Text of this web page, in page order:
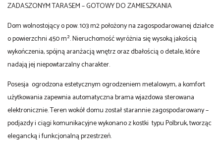
ZADASZONYM TARASEM – GOTOWY DO ZAMIESZKANIA
Dom wolnostojący o pow. 103 m2 położony na zagospodarowanej działce
o powierzchni 450 m². Nieruchomość wyróżnia się wysoką jakością
wykończenia, spójną aranżacją wnętrz oraz dbałością o detale, które
nadają jej niepowtarzalny charakter.
Posesja ogrodzona estetycznym ogrodzeniem metalowym, a komfort
użytkowania zapewnia automatyczna brama wjazdowa sterowana
elektronicznie. Teren wokół domu został starannie zagospodarowany –
podjazdy i ciągi komunikacyjne wykonano z kostki typu Polbruk, tworząc
elegancką i funkcjonalną przestrzeń.